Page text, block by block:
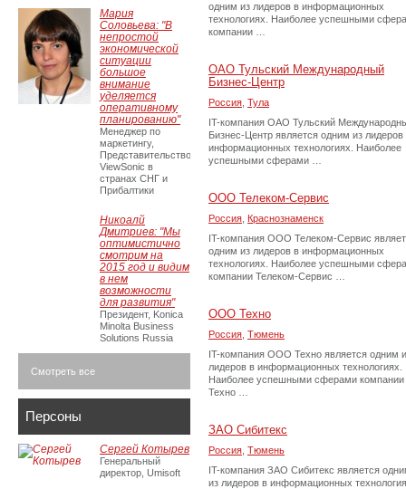
одним из лидеров в информационных
технологиях. Наиболее успешными
компании …
ОАО Тульский Международный
Бизнес-Центр
Россия Тула
IT-компания ОАО Тульский
Бизнес-Центр является одним из лидеров
информационных технологиях. Наиболее
успешными сферами …
ООО Телеком-Сервис
Россия Краснознаменск
IT-компания ООО Телеком-Сервис
одним из лидеров в информационных
технологиях. Наиболее успешными
компании Телеком-Сервис …
ООО Техно
Россия Тюмень
IT-компания ООО Техно является одним
лидеров в информационных технологиях.
Наиболее успешными сферами компании
Техно …
ЗАО Сибитекс
Россия Тюмень
IT-компания ЗАО Сибитекс является
из лидеров в информационных
Мария
Соловьева: "В
непростой
экономической
ситуации
большое
внимание
уделяется
оперативному
планированию"
Менеджер по
маркетингу,
Представительство
ViewSonic в
странах СНГ и
Прибалтики
Никоалй
Дмитриев: "Мы
оптимистично
смотрим на
2015 год и видим
в нем
возможности
для развития"
Президент, Konica
Minolta Business
Solutions Russia
Смотреть все
Персоны
Сергей Котырев
Генеральный
директор, Umisoft